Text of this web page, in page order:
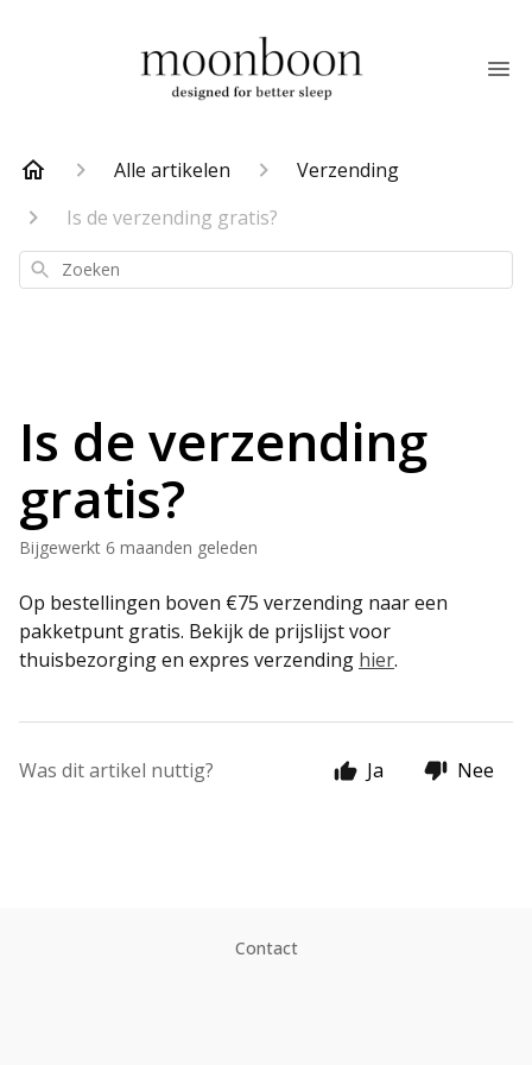
Alle artikelen
Verzending
Is de verzending gratis?
Zoeken
Is de verzending
gratis?
Bijgewerkt 6 maanden geleden
Op bestellingen boven €75 verzending naar een
pakketpunt gratis. Bekijk de prijslijst voor
thuisbezorging en expres verzending hier.
Was dit artikel nuttig? Ja Nee
Contact